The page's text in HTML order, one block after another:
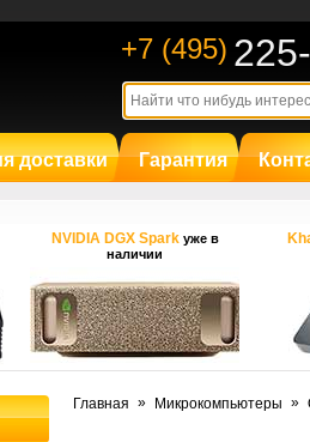
+7 (495)
доставки Гарантия
NVIDIA DGX Spark уже в
наличии
Главная » Микрокомпьютеры »